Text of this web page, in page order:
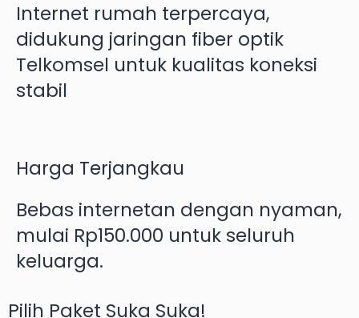
Internet rumah terpercaya,
didukung jaringan fiber optik
Telkomsel untuk kualitas koneksi
stabil
Harga Terjangkau
Bebas internetan dengan nyaman,
mulai Rp150.000 untuk seluruh
keluarga.
Pilih Paket Suka Suka!